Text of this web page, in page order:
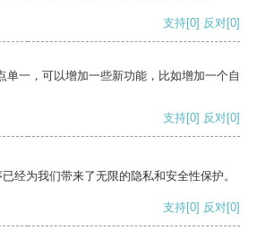
支持[0] 反对[0]
单一，可以增加一些新功能，比如增加一个自
支持[0] 反对[0]
经为我们带来了无限的隐私和安全性保护。
支持[0] 反对[0]